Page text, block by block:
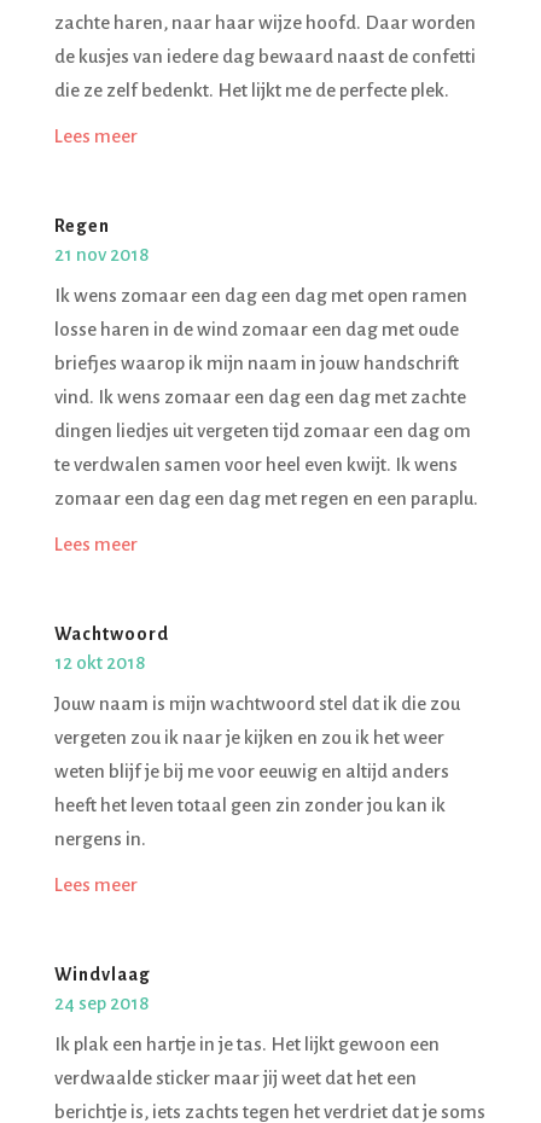
zachte haren, naar haar wijze hoofd. Daar worden
de kusjes van iedere dag bewaard naast de confetti
die ze zelf bedenkt. Het lijkt me de perfecte plek.
Lees meer
Regen
21 nov 2018
Ik wens zomaar een dag een dag met open ramen
losse haren in de wind zomaar een dag met oude
briefjes waarop ik mijn naam in jouw handschrift
vind. Ik wens zomaar een dag een dag met zachte
dingen liedjes uit vergeten tijd zomaar een dag om
te verdwalen samen voor heel even kwijt. Ik wens
zomaar een dag een dag met regen en een paraplu.
Lees meer
Wachtwoord
12 okt 2018
Jouw naam is mijn wachtwoord stel dat ik die zou
vergeten zou ik naar je kijken en zou ik het weer
weten blijf je bij me voor eeuwig en altijd anders
heeft het leven totaal geen zin zonder jou kan ik
nergens in.
Lees meer
Windvlaag
24 sep 2018
Ik plak een hartje in je tas. Het lijkt gewoon een
verdwaalde sticker maar jij weet dat het een
berichtje is, iets zachts tegen het verdriet dat je soms